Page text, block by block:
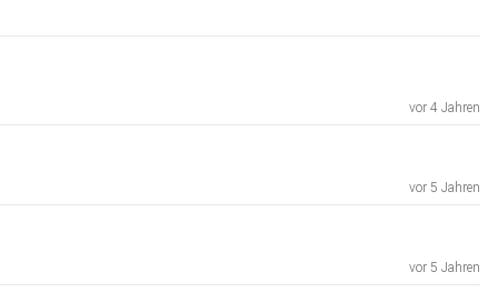
vor 4 Jahren
vor 5 Jahren
vor 5 Jahren